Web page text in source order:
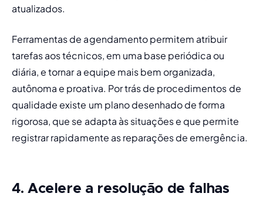
atualizados.
Ferramentas de agendamento permitem atribuir
tarefas aos técnicos, em uma base periódica ou
diária, e tornar a equipe mais bem organizada,
autônoma e proativa. Por trás de procedimentos de
qualidade existe um plano desenhado de forma
rigorosa, que se adapta às situações e que permite
registrar rapidamente as reparações de emergência.
4. Acelere a resolução de falhas